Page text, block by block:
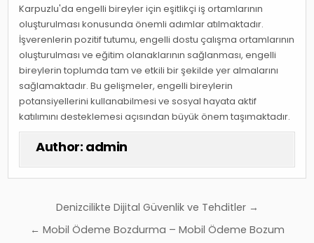
Karpuzlu'da engelli bireyler için eşitlikçi iş ortamlarının
oluşturulması konusunda önemli adımlar atılmaktadır.
İşverenlerin pozitif tutumu, engelli dostu çalışma ortamlarının
oluşturulması ve eğitim olanaklarının sağlanması, engelli
bireylerin toplumda tam ve etkili bir şekilde yer almalarını
sağlamaktadır. Bu gelişmeler, engelli bireylerin
potansiyellerini kullanabilmesi ve sosyal hayata aktif
katılımını desteklemesi açısından büyük önem taşımaktadır.
Author: admin
gezinmesi
Denizcilikte Dijital Güvenlik ve Tehditler →
← Mobil Ödeme Bozdurma – Mobil Ödeme Bozum